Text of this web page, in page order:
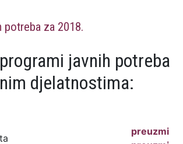
potreba za 2018.
javnih potreba
djelatnostima:
preuzmi